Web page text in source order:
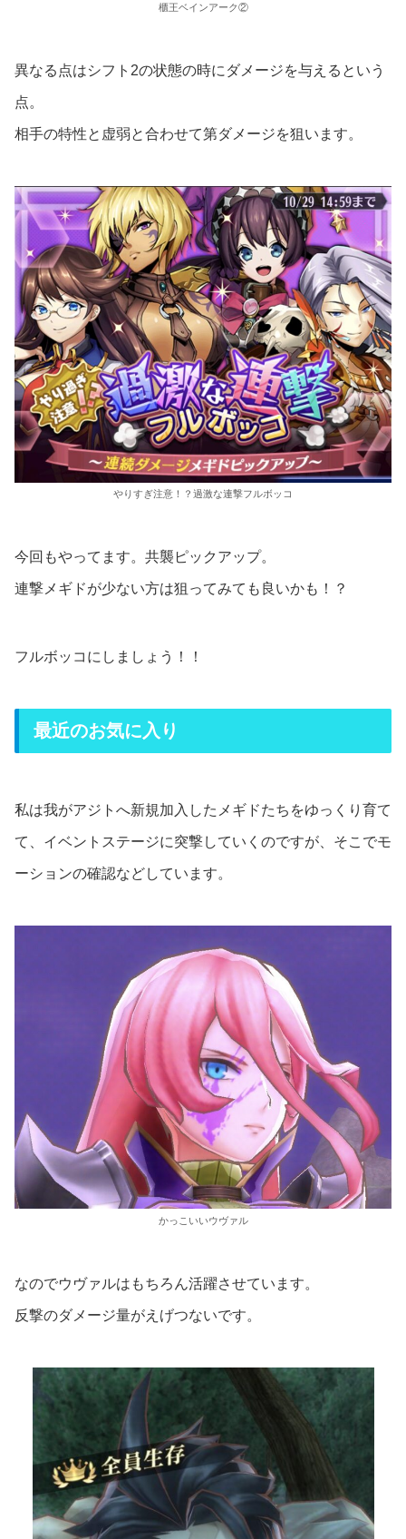
櫃王ベインアーク②
異なる点はシフト2の状態の時にダメージを与えるという
点。
相手の特性と虚弱と合わせて第ダメージを狙います。
やりすぎ注意！？過激な連撃フルボッコ
今回もやってます。共襲ピックアップ。
連撃メギドが少ない方は狙ってみても良いかも！？
フルボッコにしましょう！！
最近のお気に入り
私は我がアジトへ新規加入したメギドたちをゆっくり育て
て、イベントステージに突撃していくのですが、そこでモ
ーションの確認などしています。
かっこいいウヴァル
なのでウヴァルはもちろん活躍させています。
反撃のダメージ量がえげつないです。